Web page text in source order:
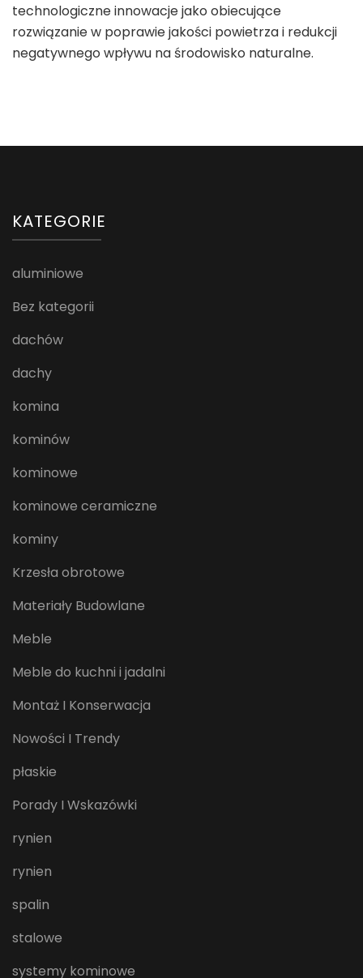
technologiczne innowacje jako obiecujące
rozwiązanie w poprawie jakości powietrza i redukcji
negatywnego wpływu na środowisko naturalne.
KATEGORIE
aluminiowe
Bez kategorii
dachów
dachy
komina
kominów
kominowe
kominowe ceramiczne
kominy
Krzesła obrotowe
Materiały Budowlane
Meble
Meble do kuchni i jadalni
Montaż I Konserwacja
Nowości I Trendy
płaskie
Porady I Wskazówki
rynien
rynien
spalin
stalowe
systemy kominowe